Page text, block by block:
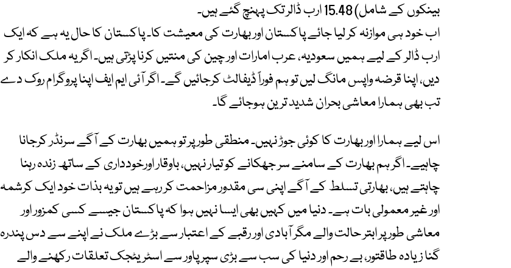
بینکوں کے شامل) 15.48 ارب ڈالر تک پہنچ گئے ہیں۔
اب خود ہی موازنہ کر لیا جائے پاکستان اور بھارت کی معیشت کا۔ پاکستان کا حال یہ ہے کہ ایک
ارب ڈالر کے لیے ہمیں سعودیہ، عرب امارات اور چین کی منتیں کرنا پڑتی ہیں۔ اگر یہ ملک انکار کر
دیں، اپنا قرضہ واپس مانگ لیں تو ہم فوراً ڈیفالٹ کرجائیں گے۔ اگر آئی ایم ایف اپنا پروگرام روک دے
تب بھی ہمارا معاشی بحران شدید ترین ہوجائے گا۔
اس لیے ہمارا اور بھارت کا کوئی جوڑ نہیں۔ منطقی طور پر تو ہمیں بھارت کے آگے سرنڈر کرجانا
چاہیے۔ اگر ہم بھارت کے سامنے سر جھکانے کو تیار نہیں، باوقار اورخودداری کے ساتھ زندہ رہنا
چاہتے ہیں، بھارتی تسلط کے آگے اپنی سی مقدور مزاحمت کر رہے ہیں تو یہ بذات خود ایک کرشمہ
اور غیر معمولی بات ہے۔ دنیا میں کہیں بھی ایسا نہیں ہوا کہ پاکستان جیسے کسی کمزور اور
معاشی طور پر ابتر حالت والے مگر آبادی اور رقبے کے اعتبار سے بڑے ملک نے اپنے سے دس پندرہ
گنا زیادہ طاقتور، بے رحم اور دنیا کی سب سے بڑی سپرپاور سے اسٹریٹجک تعلقات رکھنے والے